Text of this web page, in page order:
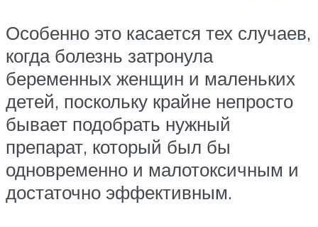
Особенно это касается тех случаев,
когда болезнь затронула
беременных женщин и маленьких
детей, поскольку крайне непросто
бывает подобрать нужный
препарат, который был бы
одновременно и малотоксичным и
достаточно эффективным.